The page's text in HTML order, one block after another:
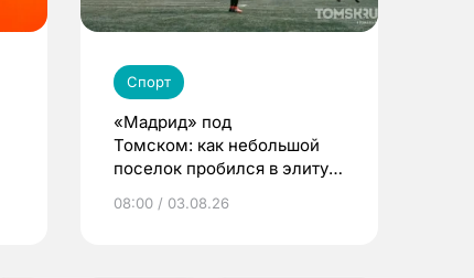
Спорт
«Мадрид» под
Томском: как небольшой
поселок пробился в элиту
08:00 / 03.08.26